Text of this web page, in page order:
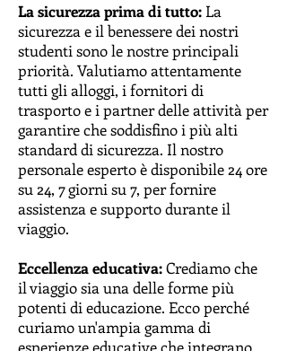
La sicurezza prima di tutto: La
sicurezza e il benessere dei nostri
studenti sono le nostre principali
priorità. Valutiamo attentamente
tutti gli alloggi, i fornitori di
trasporto e i partner delle attività per
garantire che soddisfino i più alti
standard di sicurezza. Il nostro
personale esperto è disponibile 24 ore
su 24, 7 giorni su 7, per fornire
assistenza e supporto durante il
viaggio.
Eccellenza educativa:Crediamo che
il viaggio sia una delle forme più
potenti di educazione. Ecco perché
curiamo un'ampia gamma di
esperienze educative che integrano